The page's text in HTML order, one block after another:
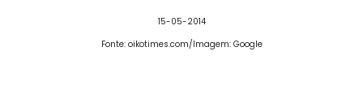
15-05-2014
Fonte: oikotimes.com/Imagem: Google